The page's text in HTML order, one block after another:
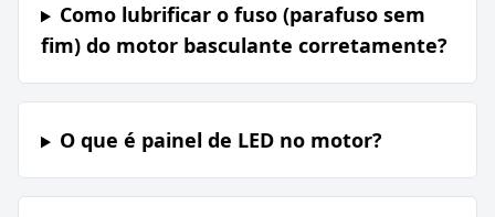
Como lubrificar o fuso (parafuso sem
fim) do motor basculante corretamente?
O que é painel de LED no motor?